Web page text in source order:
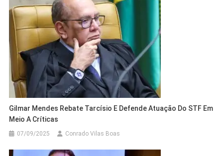
Gilmar Mendes Rebate Tarcísio E Defende Atuação Do STF Em
Meio A Críticas
07/09/2025 Conrado Vilas Boas